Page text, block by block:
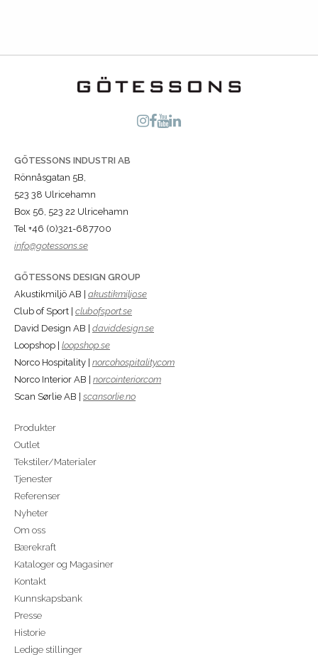
GÖTESSONS INDUSTRI AB
Rönnåsgatan 5B,
523 38 Ulricehamn
Box 56, 523 22 Ulricehamn
Tel +46 (0)321-687700
info@gotessons.se
GÖTESSONS DESIGN GROUP
Akustikmiljö AB | akustikmiljo.se
Club of Sport | clubofsport.se
David Design AB | daviddesign.se
Loopshop | loopshop.se
Norco Hospitality | norcohospitality.com
Norco Interior AB | norcointerior.com
Scan Sørlie AB | scansorlie.no
Produkter
Outlet
Tekstiler/Materialer
Tjenester
Referenser
Nyheter
Om oss
Bærekraft
Kataloger og Magasiner
Kontakt
Kunnskapsbank
Presse
Historie
Ledige stillinger